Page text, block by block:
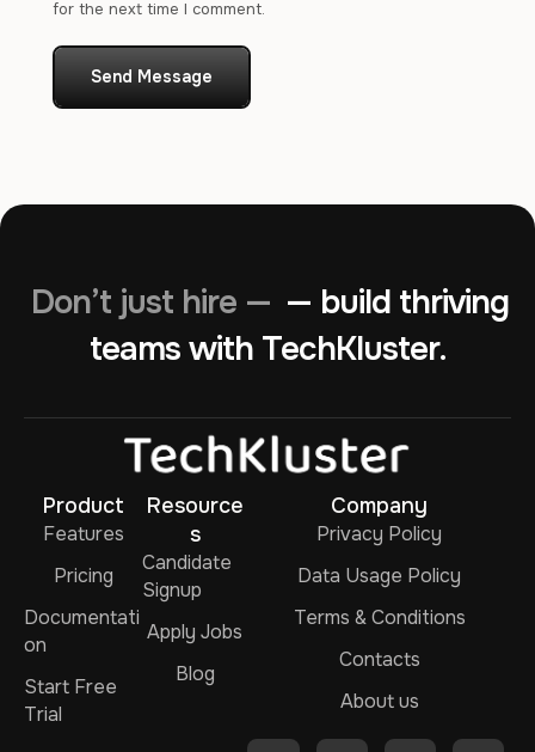
for the next time I comment.
Send Message
Don’t just hire — — build thriving
teams with TechKluster.
Product
Features
Pricing
Documentati
on
Start Free
Trial
Resource
s
Candidate
Signup
Apply Jobs
Blog
Company
Privacy Policy
Data Usage Policy
Terms & Conditions
Contacts
About us